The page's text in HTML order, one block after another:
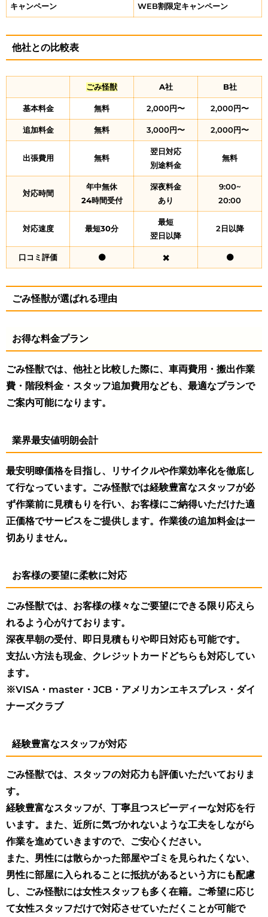
キャンペーン WEB割限定キャンペーン
他社との比較表
ごみ怪獣 A社 B社
基本料金 無料 2,000円〜 2,000円〜
追加料金 無料 3,000円〜 2,000円〜
出張費用 無料
翌日対応
別途料金
無料
対応時間
年中無休
24時間受付
深夜料金
あり
9:00~
20:00
対応速度 最短30分
最短
翌日以降
2日以降
口コミ評価 ⚫ ✖️ ⚫
ごみ怪獣が選ばれる理由
お得な料金プラン
ごみ怪獣では、他社と比較した際に、車両費用・搬出作業
費・階段料金・スタッフ追加費用なども、最適なプランで
ご案内可能になります。
業界最安値明朗会計
最安明瞭価格を目指し、リサイクルや作業効率化を徹底し
て行なっています。ごみ怪獣では経験豊富なスタッフが必
ず作業前に見積もりを行い、お客様にご納得いただけた適
正価格でサービスをご提供します。作業後の追加料金は一
切ありません。
お客様の要望に柔軟に対応
ごみ怪獣では、お客様の様々なご要望にできる限り応えら
れるよう心がけております。
深夜早朝の受付、即日見積もりや即日対応も可能です。
支払い方法も現金、クレジットカードどちらも対応してい
ます。
※VISA・master・JCB・アメリカンエキスプレス・ダイ
ナーズクラブ
経験豊富なスタッフが対応
ごみ怪獣では、スタッフの対応力も評価いただいておりま
す。
経験豊富なスタッフが、丁寧且つスピーディーな対応を行
います。また、近所に気づかれないような工夫をしながら
作業を進めていきますので、ご安心ください。
また、男性には散らかった部屋やゴミを見られたくない、
男性に部屋に入られることに抵抗があるという方にも配慮
し、ごみ怪獣には女性スタッフも多く在籍。ご希望に応じ
て女性スタッフだけで対応させていただくことが可能で